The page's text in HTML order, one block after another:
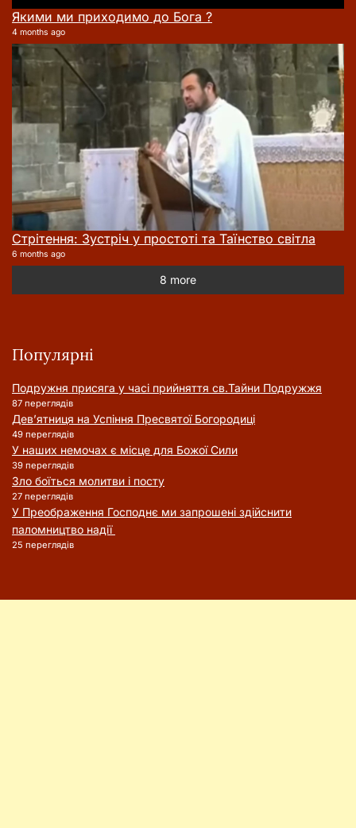
Якими ми приходимо до Бога ?
4 months ago
Стрітення: Зустріч у простоті та Таїнство світла
6 months ago
8 more
Популярні
Подружня присягa у часі прийняття cв.Тайни Подружжя
87 переглядів
Дев’ятниця на Успіння Пресвятої Богородиці
49 переглядів
У наших немочах є місце для Божої Сили
39 переглядів
Зло боїться молитви і посту
27 переглядів
У Преображення Господнє ми запрошені здійснити
паломництво надії
25 переглядів